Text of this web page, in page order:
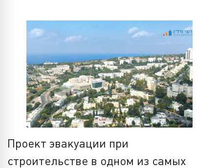
Проект эвакуации при
строительстве в одном из самых